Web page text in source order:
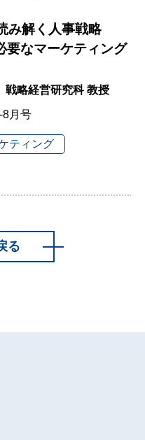
み解く人事戦略
なマーケティング
略経営研究科 教授
8月号
ティング
る